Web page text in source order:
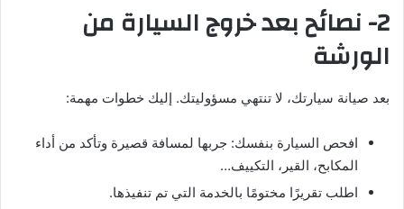
2- نصائح بعد خروج السيارة من
الورشة
بعد صيانة سيارتك، لا تنتهي مسؤوليتك. إليك خطوات مهمة:
افحص السيارة بنفسك: جربها لمسافة قصيرة وتأكد من أداء
المكابح، القير، التكييف…
اطلب تقريرًا مختومًا بالخدمة التي تم تنفيذها.